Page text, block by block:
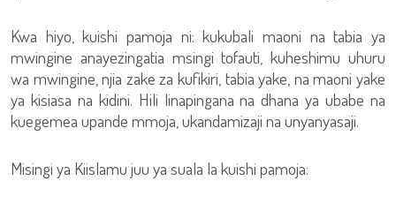
Kwa hiyo, kuishi pamoja ni: kukubali maoni na tabia ya
mwingine anayezingatia msingi tofauti, kuheshimu uhuru
wa mwingine, njia zake za kufikiri, tabia yake, na maoni yake
ya kisiasa na kidini. Hili linapingana na dhana ya ubabe na
kuegemea upande mmoja, ukandamizaji na unyanyasaji.
Misingi ya Kiislamu juu ya suala la kuishi pamoja: